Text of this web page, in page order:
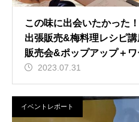
この味に出会いたかった
出張販売&梅料理レシピ
販売会&ポップアップ＋
(SKYZ／BAYZ
2023.07.31
イベントレポート